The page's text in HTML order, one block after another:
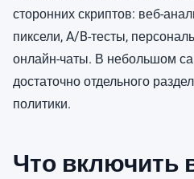
сторонних скриптов: веб-
пиксели, A/B-тесты,
онлайн-чаты. В небольшом
достаточно отдельного
политики.
Что включить